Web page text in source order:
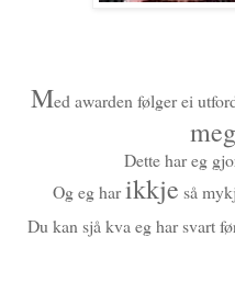
Med awarden følger ei
Dette har eg
Og eg harikkje så
Du kan sjå kva eg har svart